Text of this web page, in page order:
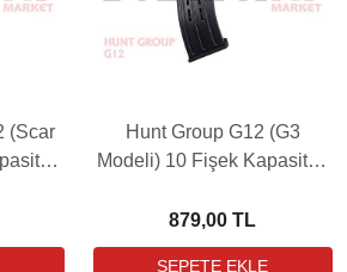
(Scar
Hunt Group G12 (G3
Modeli) 10 Fişek Kapasiteli
Şarjör
879,00 TL